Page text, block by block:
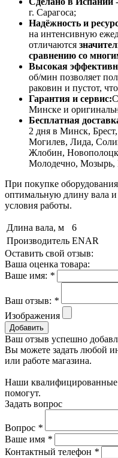
г. Сарагоса;
Надёжность и
на интенсивную
отличаются
сравнению со
Высокая
об/мин позволяет
раковин и пустот,
Гарантия и сервис:
Минске и
Бесплатная
2 дня в Минск,
Могилев, Лида,
Жлобин,
Молодечно, Мозырь,
При покупке
оптимальную длину вала
условия работы.
Длина вала, м
6
Производитель ENAR
Оставить свой отзыв:
Ваша оценка товара:
Ваше имя: *
Ваш отзыв: *
Изображения
Добавить
Ваш отзыв успешно
Вы можете задать любой
или работе магазина.
Наши квалифицированные
помогут.
Задать вопрос
Вопрос *
Ваше имя *
Контактный телефон *